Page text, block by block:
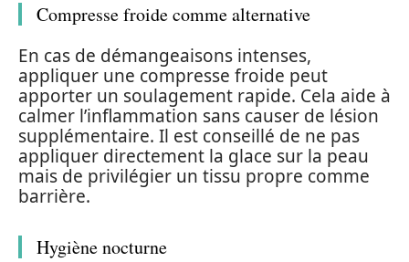
Compresse froide comme alternative
En cas de démangeaisons intenses,
appliquer une compresse froide peut
apporter un soulagement rapide. Cela aide à
calmer l’inflammation sans causer de lésion
supplémentaire. Il est conseillé de ne pas
appliquer directement la glace sur la peau
mais de privilégier un tissu propre comme
barrière.
Hygiène nocturne